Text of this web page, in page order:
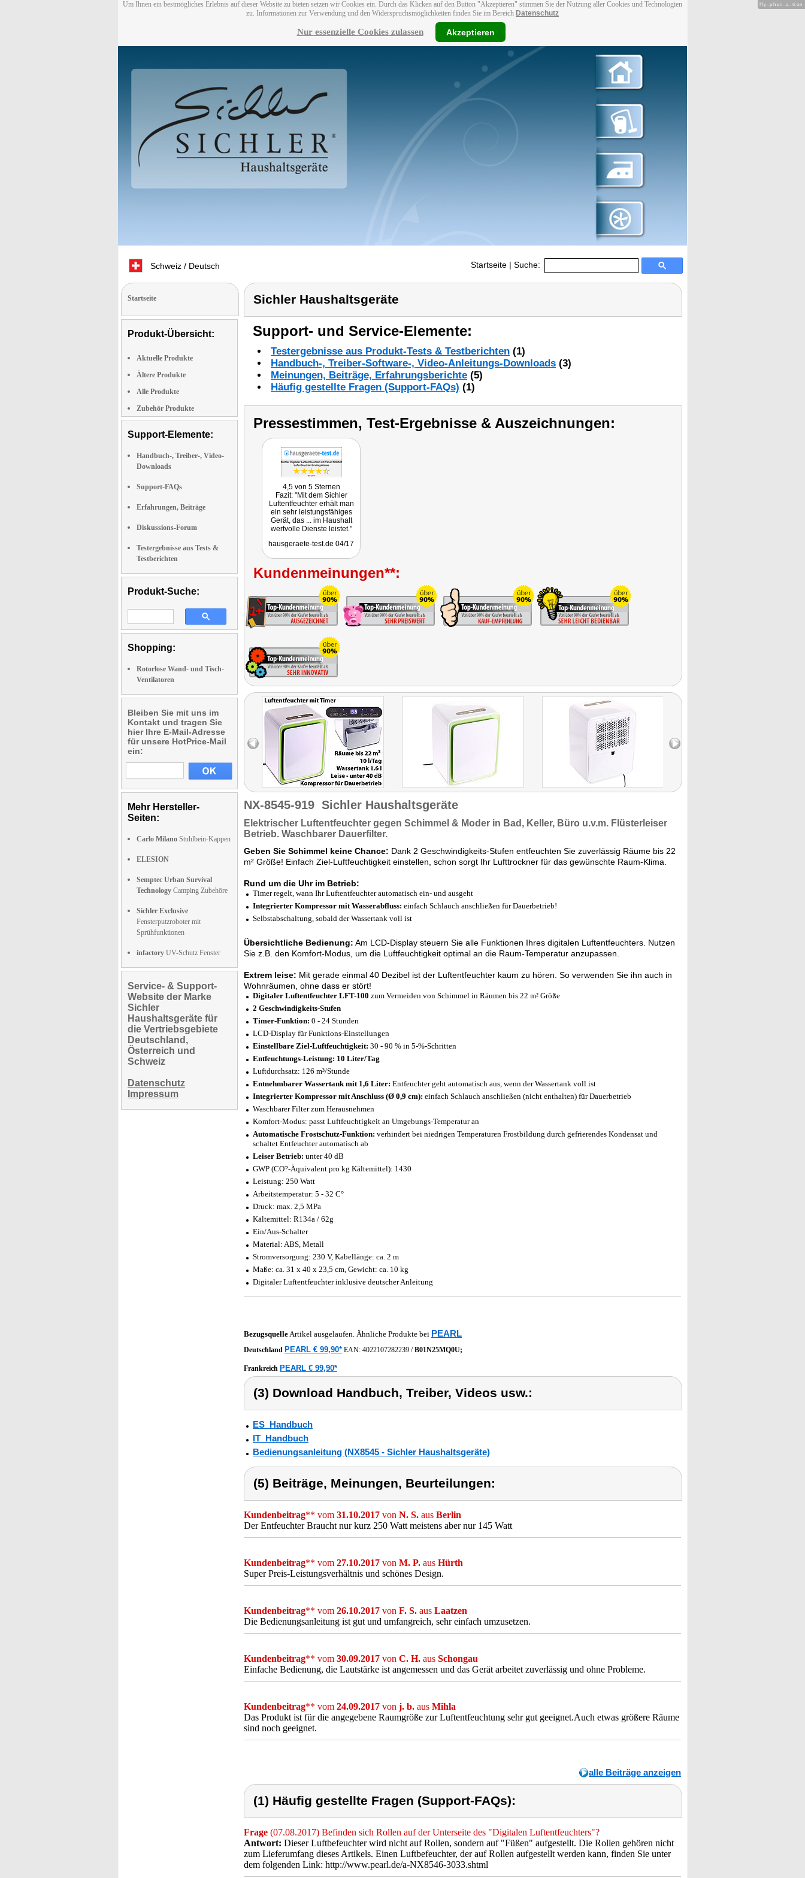
Um Ihnen ein bestmögliches Erlebnis auf dieser Website zu bieten setzen wir Cookies ein. Durch das Klicken auf den Button "Akzeptieren" stimmen Sie der Nutzung aller Cookies und Technologien
zu. Informationen zur Verwendung und den Widerspruchsmöglichkeiten finden Sie im Bereich Datenschutz
Nur essenzielle Cookies zulassen Akzeptieren
Schweiz / Deutsch Startseite | Suche:
Startseite
Produkt-Übersicht:
Aktuelle Produkte
Ältere Produkte
Alle Produkte
Zubehör Produkte
Support-Elemente:
Handbuch-, Treiber-, Video-
Downloads
Support-FAQs
Erfahrungen, Beiträge
Diskussions-Forum
Testergebnisse aus Tests &
Testberichten
Produkt-Suche:
Shopping:
Rotorlose Wand- und Tisch-
Ventilatoren
Bleiben Sie mit uns im
Kontakt und tragen Sie
hier Ihre E-Mail-Adresse
für unsere HotPrice-Mail
ein:
Mehr Hersteller-
Seiten:
Carlo Milano Stuhlbein-Kappen
ELESION
Semptec Urban Survival
Technology Camping Zubehöre
Sichler Exclusive
Fensterputzroboter mit
Sprühfunktionen
infactory UV-Schutz Fenster
Service- & Support-
Website der Marke
Sichler
Haushaltsgeräte für
die Vertriebsgebiete
Deutschland,
Österreich und
Schweiz
Datenschutz
Impressum
Sichler Haushaltsgeräte
Support- und Service-Elemente:
Testergebnisse aus Produkt-Tests & Testberichten (1)
Handbuch-, Treiber-Software-, Video-Anleitungs-Downloads (3)
Meinungen, Beiträge, Erfahrungsberichte (5)
Häufig gestellte Fragen (Support-FAQs) (1)
Pressestimmen, Test-Ergebnisse & Auszeichnungen:
4,5 von 5 Sternen
Fazit: "Mit dem Sichler
Luftentfeuchter erhält man
ein sehr leistungsfähiges
Gerät, das ... im Haushalt
wertvolle Dienste leistet."
hausgeraete-test.de 04/17
Kundenmeinungen**:
NX-8545-919 Sichler Haushaltsgeräte
Elektrischer Luftentfeuchter gegen Schimmel & Moder in Bad, Keller, Büro u.v.m. Flüsterleiser
Betrieb. Waschbarer Dauerfilter.
Geben Sie Schimmel keine Chance: Dank 2 Geschwindigkeits-Stufen entfeuchten Sie zuverlässig Räume bis 22
m² Größe! Einfach Ziel-Luftfeuchtigkeit einstellen, schon sorgt Ihr Lufttrockner für das gewünschte Raum-Klima.
Rund um die Uhr im Betrieb:
Timer regelt, wann Ihr Luftentfeuchter automatisch ein- und ausgeht
Integrierter Kompressor mit Wasserabfluss: einfach Schlauch anschließen für Dauerbetrieb!
Selbstabschaltung, sobald der Wassertank voll ist
Übersichtliche Bedienung: Am LCD-Display steuern Sie alle Funktionen Ihres digitalen Luftentfeuchters. Nutzen
Sie z.B. den Komfort-Modus, um die Luftfeuchtigkeit optimal an die Raum-Temperatur anzupassen.
Extrem leise: Mit gerade einmal 40 Dezibel ist der Luftentfeuchter kaum zu hören. So verwenden Sie ihn auch in
Wohnräumen, ohne dass er stört!
Digitaler Luftentfeuchter LFT-100 zum Vermeiden von Schimmel in Räumen bis 22 m² Größe
2 Geschwindigkeits-Stufen
Timer-Funktion: 0 - 24 Stunden
LCD-Display für Funktions-Einstellungen
Einstellbare Ziel-Luftfeuchtigkeit: 30 - 90 % in 5-%-Schritten
Entfeuchtungs-Leistung: 10 Liter/Tag
Luftdurchsatz: 126 m³/Stunde
Entnehmbarer Wassertank mit 1,6 Liter: Entfeuchter geht automatisch aus, wenn der Wassertank voll ist
Integrierter Kompressor mit Anschluss (Ø 0,9 cm): einfach Schlauch anschließen (nicht enthalten) für Dauerbetrieb
Waschbarer Filter zum Herausnehmen
Komfort-Modus: passt Luftfeuchtigkeit an Umgebungs-Temperatur an
Automatische Frostschutz-Funktion: verhindert bei niedrigen Temperaturen Frostbildung durch gefrierendes Kondensat und
schaltet Entfeuchter automatisch ab
Leiser Betrieb: unter 40 dB
GWP (CO?-Äquivalent pro kg Kältemittel): 1430
Leistung: 250 Watt
Arbeitstemperatur: 5 - 32 C°
Druck: max. 2,5 MPa
Kältemittel: R134a / 62g
Ein/Aus-Schalter
Material: ABS, Metall
Stromversorgung: 230 V, Kabellänge: ca. 2 m
Maße: ca. 31 x 40 x 23,5 cm, Gewicht: ca. 10 kg
Digitaler Luftentfeuchter inklusive deutscher Anleitung
BezugsquelleArtikel ausgelaufen. Ähnliche Produkte bei PEARL
Deutschland PEARL € 99,90* EAN: 4022107282239 /B01N25MQ0U;
Frankreich PEARL € 99,90*
(3) Download Handbuch, Treiber, Videos usw.:
ES_Handbuch
IT_Handbuch
Bedienungsanleitung (NX8545 - Sichler Haushaltsgeräte)
(5) Beiträge, Meinungen, Beurteilungen:
Kundenbeitrag** vom 31.10.2017 von N. S. aus Berlin
Der Entfeuchter Braucht nur kurz 250 Watt meistens aber nur 145 Watt
Kundenbeitrag** vom 27.10.2017 von M. P. aus Hürth
Super Preis-Leistungsverhältnis und schönes Design.
Kundenbeitrag** vom 26.10.2017 von F. S. aus Laatzen
Die Bedienungsanleitung ist gut und umfangreich, sehr einfach umzusetzen.
Kundenbeitrag** vom 30.09.2017 von C. H. aus Schongau
Einfache Bedienung, die Lautstärke ist angemessen und das Gerät arbeitet zuverlässig und ohne Probleme.
Kundenbeitrag** vom 24.09.2017 von j. b. aus Mihla
Das Produkt ist für die angegebene Raumgröße zur Luftentfeuchtung sehr gut geeignet.Auch etwas größere Räume
sind noch geeignet.
alle Beiträge anzeigen
(1) Häufig gestellte Fragen (Support-FAQs):
Frage (07.08.2017) Befinden sich Rollen auf der Unterseite des "Digitalen Luftentfeuchters"?
Antwort: Dieser Luftbefeuchter wird nicht auf Rollen, sondern auf "Füßen" aufgestellt. Die Rollen gehören nicht
zum Lieferumfang dieses Artikels. Einen Luftbefeuchter, der auf Rollen aufgestellt werden kann, finden Sie unter
dem folgenden Link: http://www.pearl.de/a-NX8546-3033.shtml
Hy-phen-a-tion